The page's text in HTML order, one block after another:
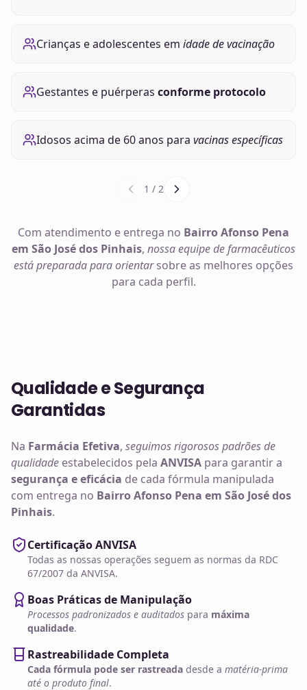
Crianças e adolescentes em idade de vacinação
Gestantes e puérperas conforme protocolo
Idosos acima de 60 anos para vacinas específicas
1 / 2
Com atendimento e entrega no Bairro Afonso Pena
em São José dos Pinhais, nossa equipe de farmacêuticos
está preparada para orientarsobre as melhores opções
para cada perfil.
Qualidade e Segurança
Garantidas
Na Farmácia Efetiva, seguimos rigorosos padrões de
qualidade estabelecidos pela ANVISA para garantir a
segurança e eficácia de cada fórmula manipulada
com entrega no Bairro Afonso Pena em São José dos
Pinhais.
Certificação ANVISA
Todas as nossas operações seguem as normas da RDC
67/2007 da ANVISA.
Boas Práticas de Manipulação
Processos padronizados e auditados para máxima
qualidade.
Rastreabilidade Completa
Cada fórmula pode ser rastreada desde a matéria-prima
até o produto final.